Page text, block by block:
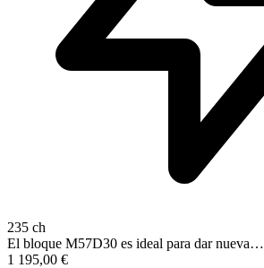
235 ch
El bloque M57D30 es ideal para dar nueva…
1 195,00 €